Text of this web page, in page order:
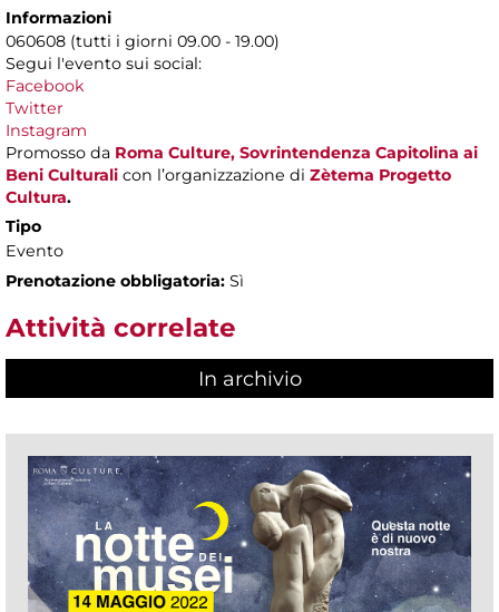
Informazioni
060608 (tutti i giorni 09.00 - 19.00)
Segui l'evento sui social:
Facebook
Twitter
Instagram
Promosso da Roma Culture, Sovrintendenza Capitolina ai
Beni Culturali con l’organizzazione di Zètema Progetto
Cultura.
Tipo
Evento
Prenotazione obbligatoria: Sì
Attività correlate
In archivio